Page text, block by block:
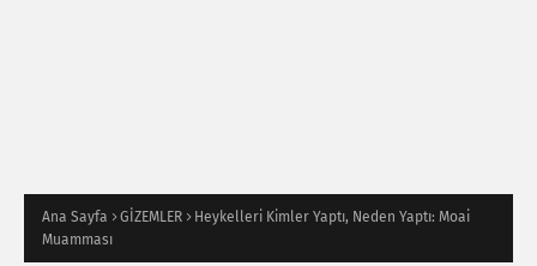
Ana Sayfa GİZEMLER
Heykelleri Kimler Yaptı, Neden Yaptı: Moai
Muamması